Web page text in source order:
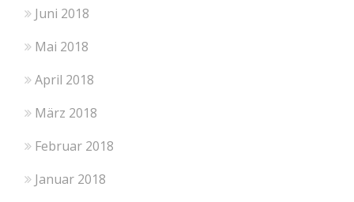
Juni 2018
Mai 2018
April 2018
März 2018
Februar 2018
Januar 2018